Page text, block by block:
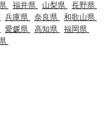
福井県 山梨県
長野県
兵庫県 奈良県
和歌山県
愛媛県 高知県
福岡県